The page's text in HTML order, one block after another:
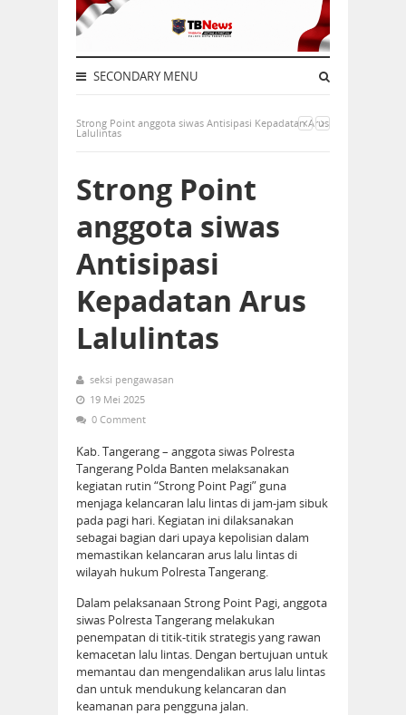
SECONDARY MENU
Strong Point anggota siwas Antisipasi Kepadatan Arus
Lalulintas
Strong Point
anggota siwas
Antisipasi
Kepadatan Arus
Lalulintas
seksi pengawasan
19 Mei 2025
0 Comment
Kab. Tangerang – anggota siwas Polresta
Tangerang Polda Banten melaksanakan
kegiatan rutin “Strong Point Pagi” guna
menjaga kelancaran lalu lintas di jam-jam sibuk
pada pagi hari. Kegiatan ini dilaksanakan
sebagai bagian dari upaya kepolisian dalam
memastikan kelancaran arus lalu lintas di
wilayah hukum Polresta Tangerang.
Dalam pelaksanaan Strong Point Pagi, anggota
siwas Polresta Tangerang melakukan
penempatan di titik-titik strategis yang rawan
kemacetan lalu lintas. Dengan bertujuan untuk
memantau dan mengendalikan arus lalu lintas
dan untuk mendukung kelancaran dan
keamanan para pengguna jalan.